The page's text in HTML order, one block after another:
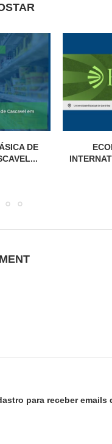
DE
para receber emails